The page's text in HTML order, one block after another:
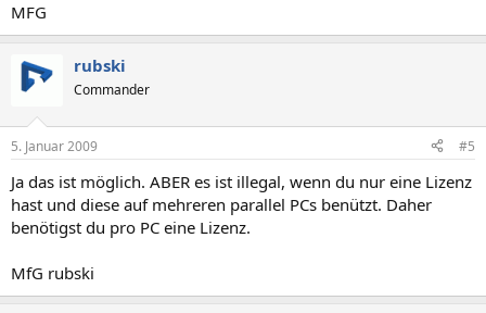
MFG
rubski
Commander
5. Januar 2009 #5
Ja das ist möglich. ABER es ist illegal, wenn du nur eine Lizenz
hast und diese auf mehreren parallel PCs benützt. Daher
benötigst du pro PC eine Lizenz.
MfG rubski